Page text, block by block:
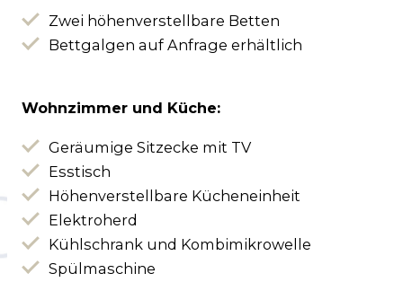
Zwei höhenverstellbare Betten
Bettgalgen auf Anfrage erhältlich
Wohnzimmer und Küche:
Geräumige Sitzecke mit TV
Esstisch
Höhenverstellbare Kücheneinheit
Elektroherd
Kühlschrank und Kombimikrowelle
Spülmaschine